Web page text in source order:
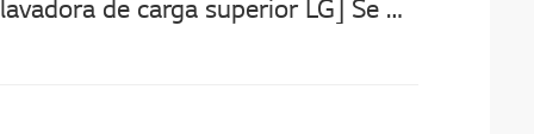
[Código de error de la lavadora de carga superior LG] Se muestra el error de IE.